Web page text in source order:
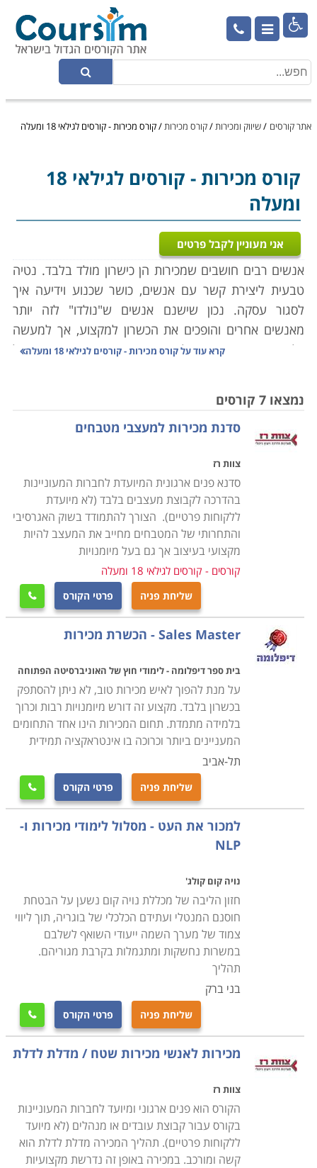

אתר קורסים /שיווק ומכירות/קורס מכירות/קורס מכירות - קורסים לגילאי 18 ומעלה
קורס מכירות
- קורסים לגילאי 18
ומעלה
אני מעוניין לקבל פרטים
אנשים רבים חושבים שמכירות הן כישרון מולד בלבד. נטיה
טבעית ליצירת קשר עם אנשים, כושר שכנוע וידיעה איך
לסגור עסקה. נכון שישנם אנשים ש"נולדו" לזה יותר
מאנשים אחרים והופכים את הכשרון למקצוע, אך למעשה
כל אחד מאיתנו צריך להיות איש מכירות מדי פעם. בכל
להפוך לקוח פוטנציאלי לקיים, איך לשמר את הלקוח שיפנה
אליכם גם בפעם הבאה ואיך לטפל בפניות של לקוחות
שלכם. תחום זה הוא קריטי ומרכזי, לב ליבו של כל ארגון
עסקי, והוא מהווה מפתח מרכזי להצלחתו של הארגון.
הלימודים מתאימים לאנשי מכירות פעילים בחברות, בעלי
עסקים, וגם לכל אחד שרוצה לחזק ולהעשיר את עצמו
תכני הלימודים משתנים במידה מסויימת בין מוסד אחד
לאחר. באופן כללי התוכן כולל מודל המכירה החדש, טיפול
בהתנגדויות, גיבוש תוכנית עבודה, עבודה על פי יעדים,
שימור לקוחות, שירות מוכר, יצירת תקשורת שכנועית,
אינטליגנציה רגשית, ניהול משא ומתן, התמודדות עם
קונפליקטים, ניהול עצמי ועמידה ביעדים עצמיים, ניהול נכון
של זמן ועוד נושעאים שיעזרו לכם בסופו של דבר למכור טוב
יותר. גם משך הקורס משתנה ממוסד למוסד. הקורסים
הקצרים ביותר הם בהיקף של 15 שעות אקדמיות והארוכים
ביותר בהיקף של 60 שעות אקדמיות.
אפשרויות תעסוקה
הקורס מקנה לכם את היכולת להמשיך לעסוק בתחום בו
אתם עוסקים בהצלחה רבה יותר- אם אתם בעלי עסקים אין
ספק שתקחו מהקורס מידע ומיומנויות שיעזרו לכם לנהל את
העסק בצורה טובה יותר. תוכלו לעבוד בתחום, להיות
להתקדם. קורס מכירות מוצע במוסדות לימוד רבים בארץ,
ביניהם מכללות העוסקות בתחום הניהול, לימודי חוץ של
אוניברסיטאות ומכללות אקדמיות. האוניברסיטה הפתוחה
מעבירה את הקורס במסגרת בית ספר תפנית, כך גם
אוניברסיטת תל אביב, כך שתל אביב, חיפה, ירושלים וערים
נוספות הן חלק מהמקומות בהן אפשר ללמוד את הנושא.
קרא עוד עלקורס מכירות - קורסים לגילאי 18 ומעלה
נמצאו 7 קורסים
סדנת מכירות למעצבי מטבחים
צוות רז
סדנא פנים ארגונית המיועדת לחברות המעוניינות
בהדרכה לקבוצת מעצבים בלבד (לא מיועדת
ללקוחות פרטיים). הצורך להתמודד בשוק האגרסיבי
והתחרותי של המטבחים מחייב את המעצב להיות
מקצועי בעיצוב אך גם בעל מיומנויות
קורסים - קורסים לגילאי 18 ומעלה
שליחת פניה פרטי הקורס 
Sales Master - הכשרת מכירות
בית ספר דיפלומה - לימודי חוץ של האוניברסיטה הפתוחה
על מנת להפוך לאיש מכירות טוב, לא ניתן להסתפק
בכשרון בלבד. מקצוע זה דורש מיומנויות רבות וכרוך
בלמידה מתמדת. תחום המכירות הינו אחד התחומים
המעניינים ביותר וכרוכה בו אינטראקציה תמידית
תל-אביב
שליחת פניה פרטי הקורס 
למכור את העט - מסלול לימודי מכירות ו-
NLP
נויה קום קולג'
חזון הליבה של מכללת נויה קום נשען על הבטחת
חוסנם המנטלי ועתידם הכלכלי של בוגריה, תוך ליווי
צמוד של מערך השמה ייעודי השואף לשלבם
במשרות נחשקות ומתגמלות בקרבת מגוריהם.
תהליך
בני ברק
שליחת פניה פרטי הקורס 
מכירות לאנשי מכירות שטח / מדלת לדלת
צוות רז
הקורס הוא פנים ארגוני ומיועד לחברות המעוניינות
בקורס עבור קבוצת עובדים או מנהלים (לא מיועד
ללקוחות פרטיים). תהליך המכירה מדלת לדלת הוא
קשה ומורכב. במכירה באופן זה נדרשת מקצועיות